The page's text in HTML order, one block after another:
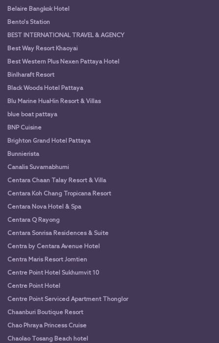
Belaire Bangkok Hotel
Bento's Station
BEST INTERNATIONAL TRAVEL & AGENCY
Best Way Resort Khaoyai
Best Western Plus Nexen Pattaya Hotel
Binlharaft Resort
Black Woods Hotel Pattaya
Blu Marine HuaHin Resort & Villas
blue boat pattaya
BNP Cuisine
Brighton Grand Hotel Pattaya
Bunnierista
Canalis Suvarnabhumi
Centara Chaan Talay Resort & Villa
Centara Koh Chang Tropicana Resort
Centara Nova Hotel & Spa
Centara Q Rayong
Centara Sonrisa Residences & Suite
Centra by Centara Avenue Hotel
Centra Maris Resort Jomtien
Centre Point Hotel Sukhumvit 10
Centre Point Hotel
Centre Point Serviced Apartment Thonglor
Chaanburi Boutique Resort
Chao Phraya Princess Cruise
Chaolao Tosang Beach hotel